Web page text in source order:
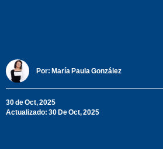
Por: María Paula González
30 de Oct, 2025
Actualizado: 30 De Oct, 2025